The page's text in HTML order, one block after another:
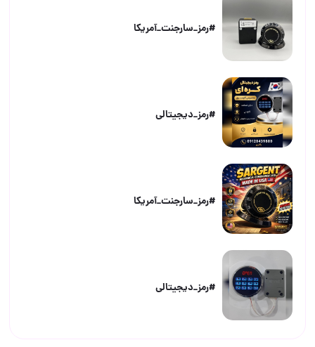
#رمز_سارجنت_آمریکا
#رمز_دیجیتالی
#رمز_سارجنت_آمریکا
#رمز_دیجیتالی